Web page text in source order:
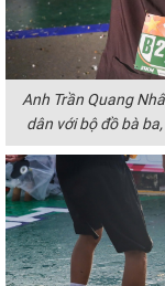
Anh Trần Quang
dân với bộ đồ bà